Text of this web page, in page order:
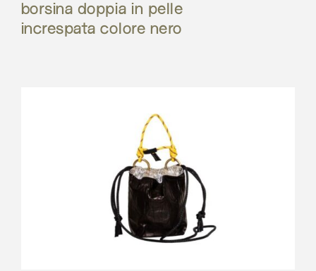
borsina doppia in pelle
increspata colore nero